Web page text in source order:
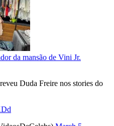
da mansão de Vini Jr.
Duda Freire nos stories do